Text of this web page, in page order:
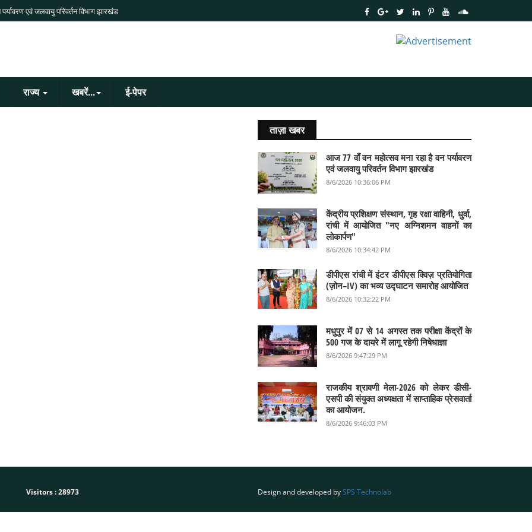
एवं जलवायु परिवर्तन विभाग झारखंड
राज्य खबरें... ई-पेपर
ताज़ा खबर
आज 77 वाँ वन महोत्सव मना रहा है वन पर्यावरण
एवं जलवायु परिवर्तन विभाग झारखंड
8/6/2026 10:36:06 PM
केंद्रीय प्रशिक्षण संस्थान, गृह रक्षा वाहिनी, धुर्वा,
रांची में आयोजित "नए अग्निशमन वाहनों का
लोकार्पण"
8/6/2026 10:34:42 PM
डीपीएस रांची में इंटर डीपीएस क्विज़ प्रतियोगिता
(ज़ोन–IV) का भव्य उद्घाटन समारोह आयोजित
8/6/2026 10:32:22 PM
मधुपुर में 07 से 14 अगस्त तक परीक्षा केंद्रों के
500 गज के दायरे में लागू रहेगी निषेधाज्ञा
8/6/2026 9:47:29 PM
राजकीय श्रावणी मेला-2026 को लेकर डीसी-
एसपी की संयुक्त अध्यक्षता में साप्ताहिक प्रेसवार्ता
का आयोजन.
8/6/2026 9:46:03 PM
Visitors :28973 Design and developed bySPS Technolab